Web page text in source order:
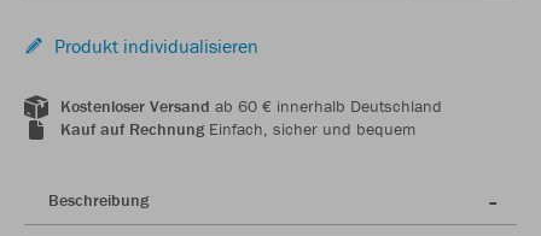
Produkt individualisieren
Kostenloser Versand ab 60 € innerhalb Deutschland
Kauf auf RechnungEinfach, sicher und bequem
Beschreibung